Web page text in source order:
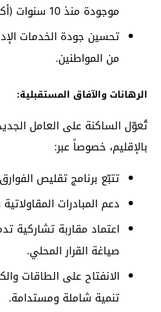
موجودة منذ 10 سنوات (أكثر من 10 مليار سنتيم).
تحسين جودة الخدمات
من المواطنين.
الرهانات والآفاق المستقبلية:
تُعوّل الساكنة على العامل
بالإقليم، خصوصاً عبر:
تتبّع برنامج تقليص
دعم المبادرات
اعتماد مقاربة تشاركية
صياغة القرار المحلي.
الانفتاح على الطاقات
تنمية شاملة ومستدامة.